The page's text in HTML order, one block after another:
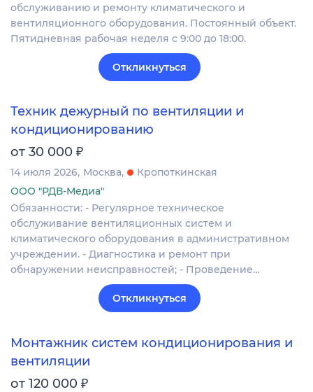
обслуживанию и ремонту климатического и
вентиляционного оборудования. Постоянный объект.
Пятидневная рабочая неделя с 9:00 до 18:00.
Откликнуться
Техник дежурный по вентиляции и
кондиционированию
от 30 000 ₽
14 июля 2026 Москва
Кропоткинская
ООО "РДВ-Медиа"
Обязанности: - Регулярное техническое
обслуживание вентиляционных систем и
климатического оборудования в административном
учреждении. - Диагностика и ремонт при
обнаружении неисправностей; - Проведение…
Откликнуться
Монтажник систем кондиционирования и
вентиляции
от 120 000 ₽